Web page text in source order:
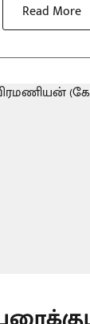
Read More